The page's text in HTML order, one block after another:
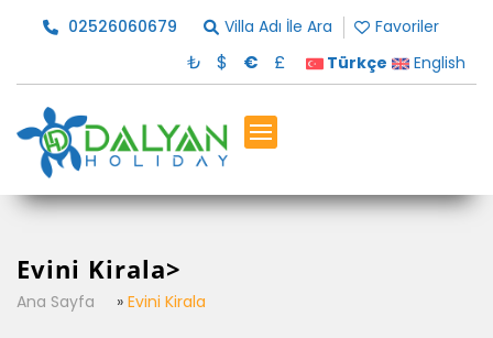
02526060679 Villa Adı İle Ara Favoriler
₺ $ € £ Türkçe English
Evini Kirala>
Ana Sayfa » Evini Kirala